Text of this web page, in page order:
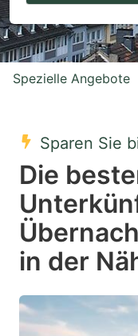
to
interact
with
the
select
a
date.
Press
question
mark
key
Spezielle Angebote
Sparen Sie
Die
in der